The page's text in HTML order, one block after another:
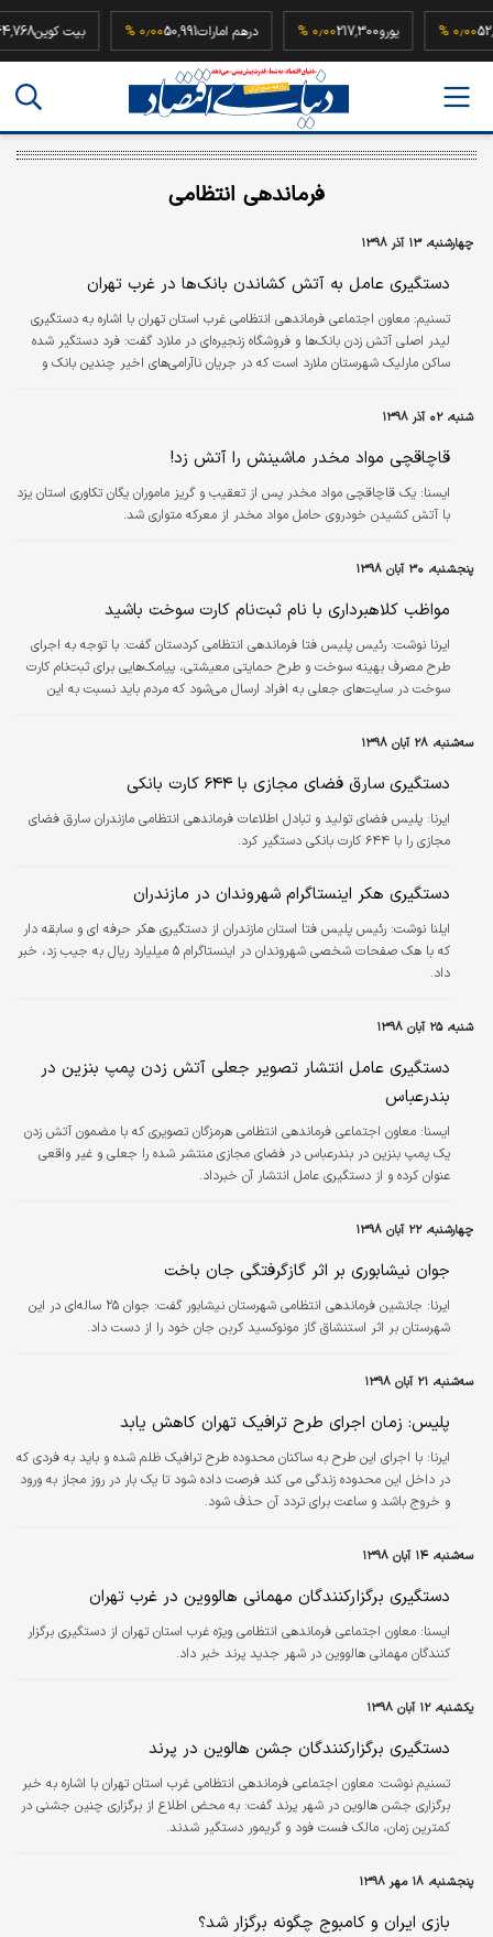
۰٫۰۰ % یورو217,300۰٫۰۰ % درهم امارات50,991۰٫۰۰ % بیت کوین
فرماندهی انتظامی
چهارشنبه، ۱۳ آذر ۱۳۹۸
دستگیری عامل به آتش کشاندن بانک‌ها در غرب تهران
تسنیم: معاون اجتماعی فرماندهی انتظامی غرب استان تهران با اشاره به دستگیری
لیدر اصلی آتش زدن بانک‌ها و فروشگاه زنجیره‌ای در ملارد گفت: فرد دستگیر شده
ساکن مارلیک شهرستان ملارد است که در جریان ناآرامی‌های اخیر چندین بانک و
شنبه، ۰۲ آذر ۱۳۹۸
قاچاقچی مواد مخدر ماشینش را آتش زد!
ايسنا: یک قاچاقچی مواد مخدر پس از تعقیب و گریز ماموران یگان تکاوری استان یزد
با آتش‌ کشیدن خودروی حامل مواد مخدر از معرکه متواری شد.
پنجشنبه، ۳۰ آبان ۱۳۹۸
مواظب کلاهبرداری با نام ثبت‌نام کارت سوخت باشید
‌ایرنا نوشت: رئیس پلیس فتا فرماندهی انتظامی کردستان گفت:‌ با توجه به اجرای
طرح مصرف بهینه سوخت و طرح حمایتی معیشتی، پیامک‌هایی برای ثبت‌نام کارت
سوخت در سایت‌های جعلی به افراد ارسال می‌شود که مردم باید نسبت به این
سه‌شنبه، ۲۸ آبان ۱۳۹۸
دستگیری سارق فضای مجازی با ۶۴۴ کارت بانکی
ایرنا: پلیس فضای تولید و تبادل اطلاعات فرماندهی انتظامی مازندران سارق فضای
مجازی را با ۶۴۴ کارت بانکی دستگیر کرد.
دستگیری هکر اینستاگرام شهروندان در مازندران
ایلنا نوشت: رئیس پلیس فتا استان مازندران از دستگیری هکر حرفه ای و سابقه دار
که با هک صفحات شخصی شهروندان در اینستاگرام ۵ میلیارد ریال به جیب زد، خبر
داد.
شنبه، ۲۵ آبان ۱۳۹۸
دستگیری عامل انتشار تصویر جعلی آتش زدن پمپ بنزین در
بندرعباس
ايسنا: معاون اجتماعی فرماندهی انتظامی هرمزگان تصویری که با مضمون آتش زدن
یک پمپ بنزین در بندرعباس در فضای مجازی منتشر شده را جعلی و غیر واقعی
عنوان کرده و از دستگیری عامل انتشار آن خبرداد.
چهارشنبه، ۲۲ آبان ۱۳۹۸
جوان نیشابوری بر اثر گازگرفتگی جان باخت
ایرنا:
جانشین فرماندهی انتظامی شهرستان نیشابور گفت: جوان ۲۵ ساله‌ای در این
شهرستان بر اثر استنشاق گاز مونوکسید کربن جان خود را از دست داد.
سه‌شنبه، ۲۱ آبان ۱۳۹۸
پلیس: زمان اجرای طرح ترافیک تهران کاهش یابد
ایرنا: با اجرای این طرح به ساکنان محدوده طرح ترافیک ظلم شده و باید به فردی که
در داخل این محدوده زندگی می کند فرصت داده شود تا یک بار در روز مجاز به ورود
و خروج باشد و ساعت برای تردد آن حذف شود.
سه‌شنبه، ۱۴ آبان ۱۳۹۸
دستگیری برگزارکنندگان مهمانی هالووین در غرب تهران
ايسنا: معاون اجتماعی فرماندهی انتظامی ویژه غرب استان تهران از دستگیری برگزار
کنندگان مهمانی هالووین در شهر جدید پرند خبر داد.
یکشنبه، ۱۲ آبان ۱۳۹۸
دستگیری برگزارکنندگان جشن هالوین در پرند
تسنیم نوشت: معاون اجتماعی فرماندهی انتظامی غرب استان تهران با اشاره به خبر
برگزاری جشن هالوین در شهر پرند گفت: به محض اطلاع از برگزاری چنین جشنی در
کمترین زمان، مالک فست فود و گریمور دستگیر شدند.
پنجشنبه، ۱۸ مهر ۱۳۹۸
بازی ایران و کامبوج چگونه برگزار شد؟